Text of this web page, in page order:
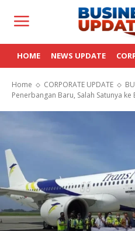
HOME NEWS UPDATE
Home CORPORATE UPDATE
Penerbangan Baru, Salah Satunya ke